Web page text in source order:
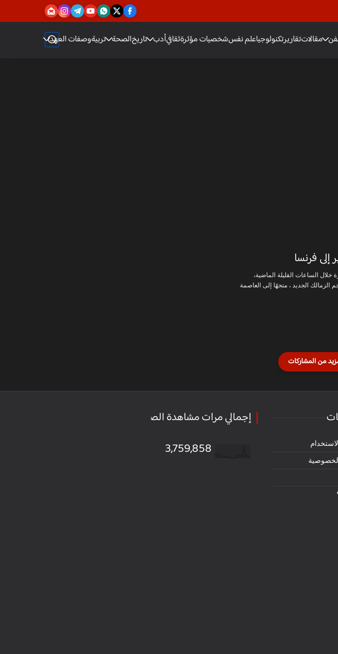
مقالاتتقاريرتكنولوجياعلم نفسشخصيات مؤثرةثقافيأدب تاريخالصحة تربيةوصفات العهد
فرنسا
خلال الساعات القليلة الماضية،
الزمالك الجديد ، متجهًا إلى العاصمة
إجمالي مرات مشاهدة الصفحة
3,759,858